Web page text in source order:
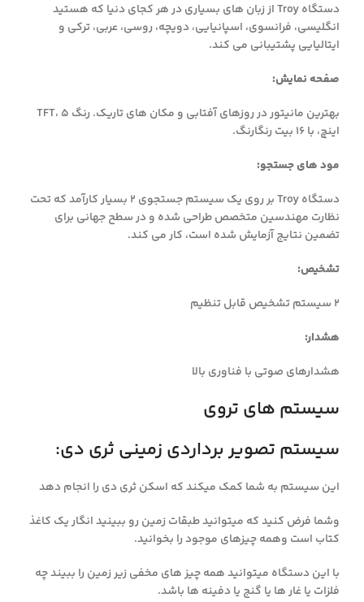
دستگاه Troy از زبان های بسیاری در هر کجای دنیا که هستید
انگلیسی، فرانسوی، اسپانیایی، دویچه، روسی، عربی، ترکی و
ایتالیایی پشتیبانی می کند.
صفحه نمایش:
بهترین مانیتور در روزهای آفتابی و مکان های تاریک. رنگ TFT، 5
اینچ، با 16 بیت رنگارنگ.
مود های جستجو:
دستگاه Troy بر روی یک سیستم جستجوی 2 بسیار کارآمد که تحت
نظارت مهندسین متخصص طراحی شده و در سطح جهانی برای
تضمین نتایج آزمایش شده است، کار می کند.
تشخیص:
2 سیستم تشخیص قابل تنظیم
هشدار:
هشدارهای صوتی با فناوری بالا
سیستم های تروی
سیستم تصویر برداردی زمینی ثری دی:
این سیستم به شما کمک میکند که اسکن ثری دی را انجام دهد
وشما فرض کنید که میتوانید طبقات زمین رو ببینید انگار یک کاغذ
کتاب است وهمه چیزهای موجود را بخوانید.
با این دستگاه میتوانید همه چیز های مخفی زیر زمین را ببیند چه
فلزات یا غار ها یا گنج یا دفینه ها باشد.